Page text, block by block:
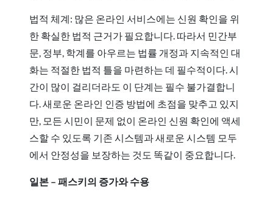
법적 체계: 많은 온라인 서비스에는 신원 확인을 위
한 확실한 법적 근거가 필요합니다. 따라서 민간부
문, 정부, 학계를 아우르는 법률 개정과 지속적인 대
화는 적절한 법적 틀을 마련하는 데 필수적이다. 시
간이 많이 걸리더라도 이 단계는 필수 불가결합니
다. 새로운 온라인 인증 방법에 초점을 맞추고 있지
만, 모든 시민이 문제 없이 온라인 신원 확인에 액세
스할 수 있도록 기존 시스템과 새로운 시스템 모두
에서 안정성을 보장하는 것도 똑같이 중요합니다.
일본 – 패스키의 증가와 수용